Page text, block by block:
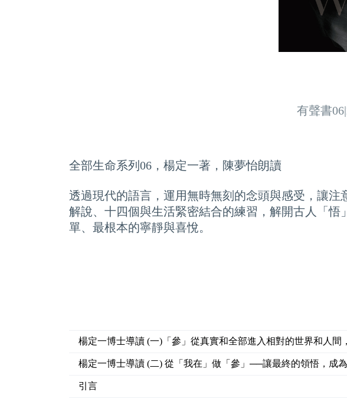
有聲書
全部生命系列06，楊定一著，陳夢怡朗讀
透過現代的語言，運用無時無刻的念頭與感受，讓
解說、十四個與生活緊密結合的練習，解開古人「
單、最根本的寧靜與喜悅。
楊定一博士導讀 (一)「參」從真實和全部進入相對的世界和人間
楊定一博士導讀 (二) 從「我在」做「參」──讓最終的領悟，成
引言